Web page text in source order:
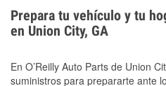
los daños por inundación.
preparar opciones de
medidas de protección más
Prepara tu vehículo y tu
en Union City, GA
En O’Reilly Auto Parts de Union
suministros para prepararte ante